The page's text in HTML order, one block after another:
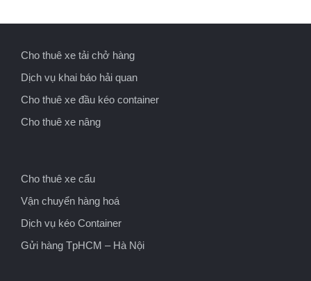
Cho thuê xe tải chở hàng
Dịch vụ khai báo hải quan
Cho thuê xe đầu kéo container
Cho thuê xe nâng
Cho thuê xe cẩu
Vận chuyển hàng hoá
Dịch vụ kéo Container
Gửi hàng TpHCM – Hà Nội